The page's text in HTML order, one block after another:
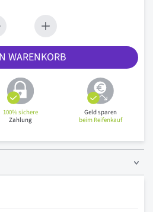
WARENKORB
100% sichere
Zahlung
Geld sparen
beim Reifenkauf